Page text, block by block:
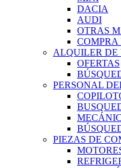
DACIA
AUDI
OTRAS
COMPRA
ALQUILER DE
OFERTAS
PERSONAL
PIEZAS DE